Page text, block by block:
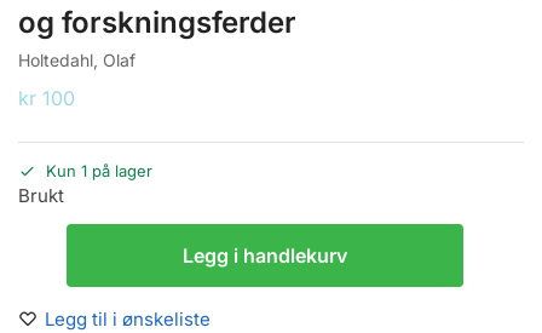
og forskningsferder
Holtedahl, Olaf
kr 100
Kun 1 på lager
Brukt
Legg i handlekurv
Legg til i ønskeliste